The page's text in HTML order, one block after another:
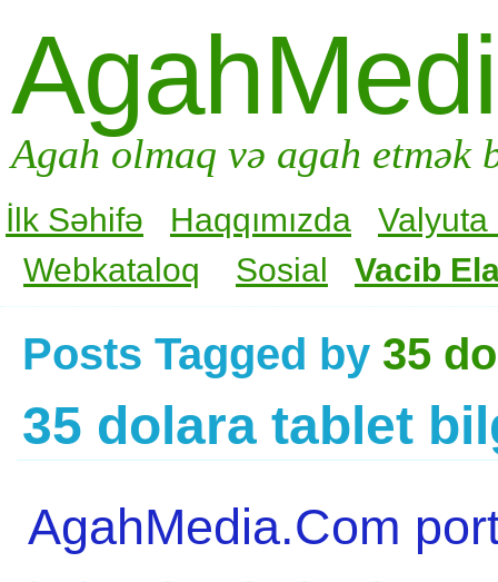
Agah olmaq və agah
İlk Səhifə Haqqımızda
Valyuta
Webkataloq
Sosial Vacib
Posts Tagged by 35
35 dolara tablet
AgahMedia.Com